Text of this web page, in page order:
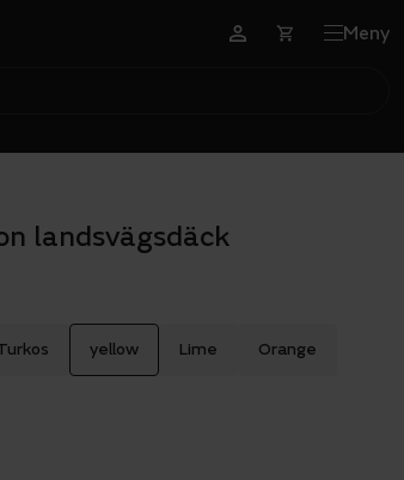
Meny
landsvägsdäck
yellow Lime Orange